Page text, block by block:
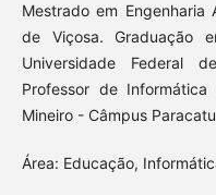
Mestrado em Engenharia
de Viçosa. Graduação
Universidade Federal
Professor de
Mineiro - Câmpus
Área: Educação,